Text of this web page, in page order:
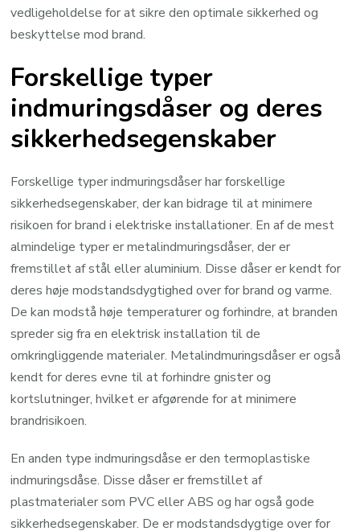
vedligeholdelse for at sikre den optimale sikkerhed og
beskyttelse mod brand.
Forskellige typer
indmuringsdåser og deres
sikkerhedsegenskaber
Forskellige typer indmuringsdåser har forskellige
sikkerhedsegenskaber, der kan bidrage til at minimere
risikoen for brand i elektriske installationer. En af de mest
almindelige typer er metalindmuringsdåser, der er
fremstillet af stål eller aluminium. Disse dåser er kendt for
deres høje modstandsdygtighed over for brand og varme.
De kan modstå høje temperaturer og forhindre, at branden
spreder sig fra en elektrisk installation til de
omkringliggende materialer. Metalindmuringsdåser er også
kendt for deres evne til at forhindre gnister og
kortslutninger, hvilket er afgørende for at minimere
brandrisikoen.
En anden type indmuringsdåse er den termoplastiske
indmuringsdåse. Disse dåser er fremstillet af
plastmaterialer som PVC eller ABS og har også gode
sikkerhedsegenskaber. De er modstandsdygtige over for